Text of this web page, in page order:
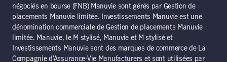
négociés en bourse (FNB) Manuvie sont gérés par Gestion de
placements Manuvie limitée. Investissements Manuvie est une
dénomination commerciale de Gestion de placements Manuvie
limitée. Manuvie, le M stylisé, Manuvie et M stylisé et
Investissements Manuvie sont des marques de commerce de La
Compagnie d’Assurance-Vie Manufacturers et sont utilisées par